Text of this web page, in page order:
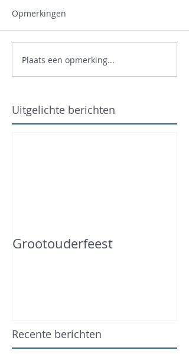
Opmerkingen
Plaats een opmerking...
Uitgelichte berichten
Grootouderfeest
Recente berichten